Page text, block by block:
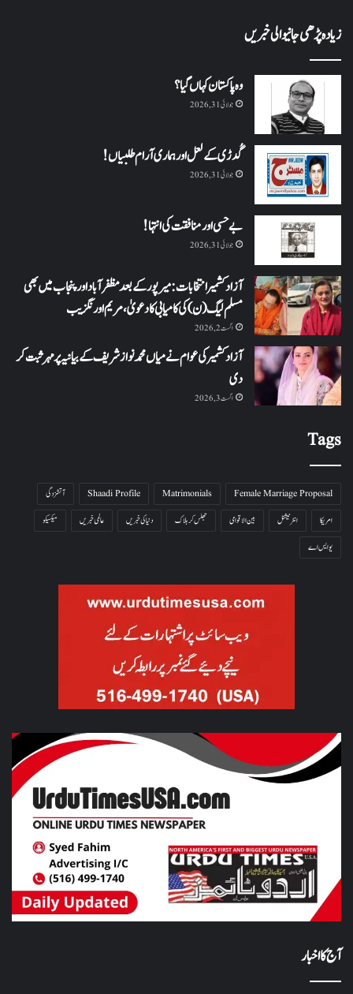
زیادہ پڑھی جانیوالی خبریں
وہ پاکستان کہاں گیا؟
جولائی 31, 2026
گُدڑی کے لعل اور ہماری آرام طلبیاں!
جولائی 31, 2026
بے حسی اور منافقت کی انتہا !
جولائی 31, 2026
آزاد کشمیر انتخابات: میرپور کے بعد مظفرآباد اور پنجاب میں بھی
مسلم لیگ (ن) کی کامیابی کا دعویٰ، مریم اورنگزیب
اگست 2, 2026
آزاد کشمیر کی عوام نے میاں محمد نواز شریف کے بیانیہ پر مہر ثبت کر
دی
اگست 3, 2026
Tags
Female Marriage Proposal
Matrimonials
Shaadi Profile
آتشزدگی
امریکا
انٹرنیشنل بین الاقوامی جھلس کر ہلاک دنیا کی خبریں عالمی خبریں
میکسیکو
یو ایس اے
آج کا اخبار